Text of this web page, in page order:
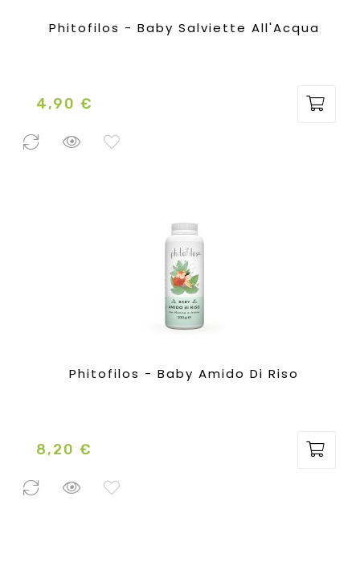
Phitofilos - Baby Salviette All'Acqua
Prezzo
4,90 €
Phitofilos - Baby Amido Di Riso
Prezzo
8,20 €